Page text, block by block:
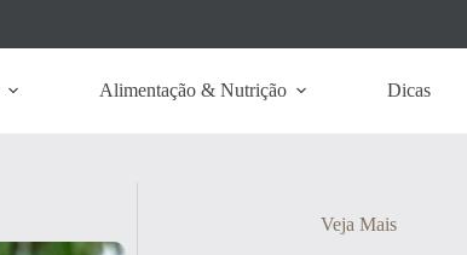
Alimentação & Nutrição Dicas
Veja Mais